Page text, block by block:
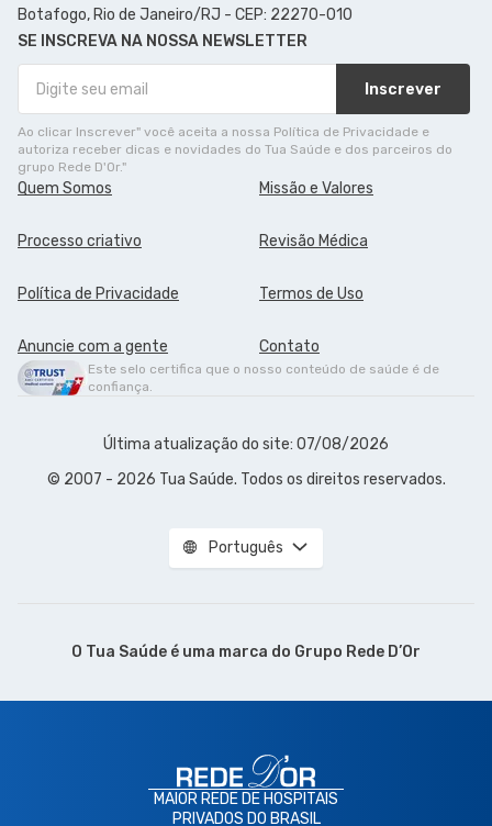
Botafogo, Rio de Janeiro/RJ - CEP: 22270-010
SE INSCREVA NA NOSSA NEWSLETTER
Inscrever
Ao clicar Inscrever" você aceita a nossa Política de Privacidade e
autoriza receber dicas e novidades do Tua Saúde e dos parceiros do
grupo Rede D'Or."
Quem Somos Missão e Valores
Processo criativo Revisão Médica
Política de Privacidade Termos de Uso
Anuncie com a gente Contato
Este selo certifica que o nosso conteúdo de saúde é de
confiança.
Última atualização do site: 07/08/2026
© 2007 - 2026 Tua Saúde. Todos os direitos reservados.
Português
O Tua Saúde é uma marca do Grupo Rede D’Or
MAIOR REDE DE HOSPITAIS
PRIVADOS DO BRASIL